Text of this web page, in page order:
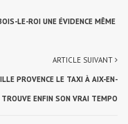
LE-ROI UNE ÉVIDENCE MÊME
ARTICLE SUIVANT
PROVENCE LE TAXI À AIX-EN-
TROUVE ENFIN SON VRAI TEMPO